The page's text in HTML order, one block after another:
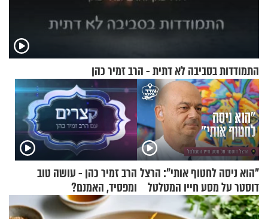
התמודדות בסביבה לא דתית - הרב זמיר כהן
"הוא ניסה לחטוף אותי": הרצל
דוסטר על מסע חייו המטלטל
הרב זמיר כהן - עושה טוב
ומפסיד, האמנם?